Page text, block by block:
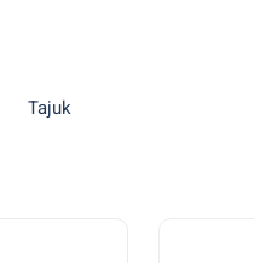
Tajuk